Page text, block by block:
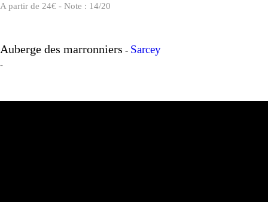
A partir de 24€ - Note : 14/20
Auberge des marronniers - Sarcey
-